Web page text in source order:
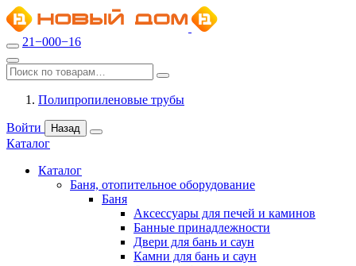
21−000−16
Полипропиленовые трубы
Войти Назад
Каталог
Каталог
Баня, отопительное оборудование
Баня
Аксессуары для печей и каминов
Банные принадлежности
Двери для бань и саун
Камни для бань и саун